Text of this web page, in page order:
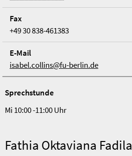
Fax
+49 30 838-461383
E-Mail
isabel.collins@fu-berlin.de
Sprechstunde
Mi 10:00 -11:00 Uhr
Fathia Oktaviana Fadila